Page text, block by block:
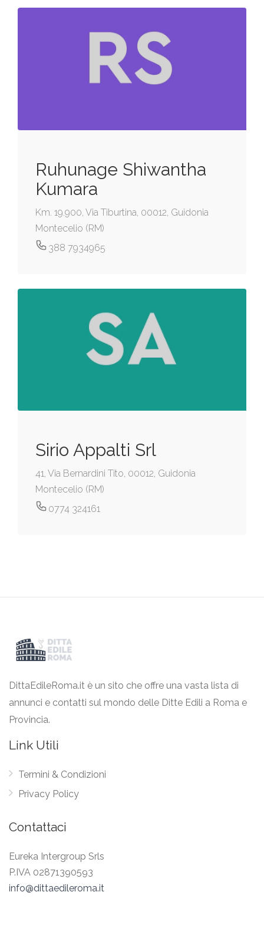
Ruhunage Shiwantha
Kumara
Km. 19.900, Via Tiburtina, 00012, Guidonia
Montecelio (RM)
388 7934965
Sirio Appalti Srl
41, Via Bernardini Tito, 00012, Guidonia
Montecelio (RM)
0774 324161
DittaEdileRoma.it è un sito che offre una vasta lista di
annunci e contatti sul mondo delle Ditte Edili a Roma e
Provincia.
Link Utili
Termini & Condizioni
Privacy Policy
Contattaci
Eureka Intergroup Srls
P.IVA 02871390593
info@dittaedileroma.it